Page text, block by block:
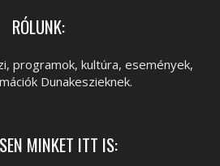
RÓLUNK:
programok, kultúra, események,
Dunakeszieknek.
MINKET ITT IS: